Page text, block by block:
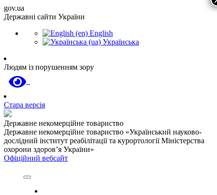
gov.ua
Державні сайти України
English
Українська
Людям із порушенням зору
Стара версія
Державне некомерційне товариство
Державне некомерційне товариство «Український науково-
дослідний інститут реабілітації та курортології Міністерства
охорони здоров’я України»
Офіційний вебсайт